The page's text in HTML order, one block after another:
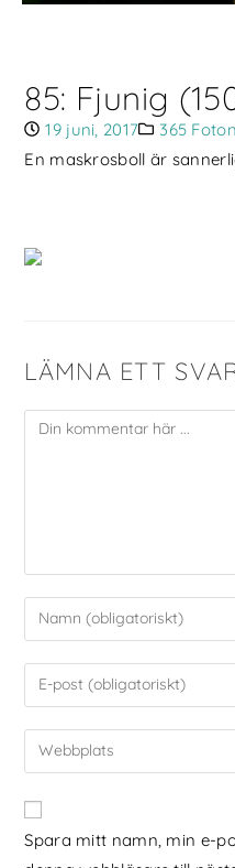
85: Fjunig
19 juni, 2017
365 Foton
En maskrosboll är
LÄMNA ETT
Spara mitt namn, min e-